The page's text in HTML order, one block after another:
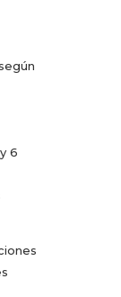
6